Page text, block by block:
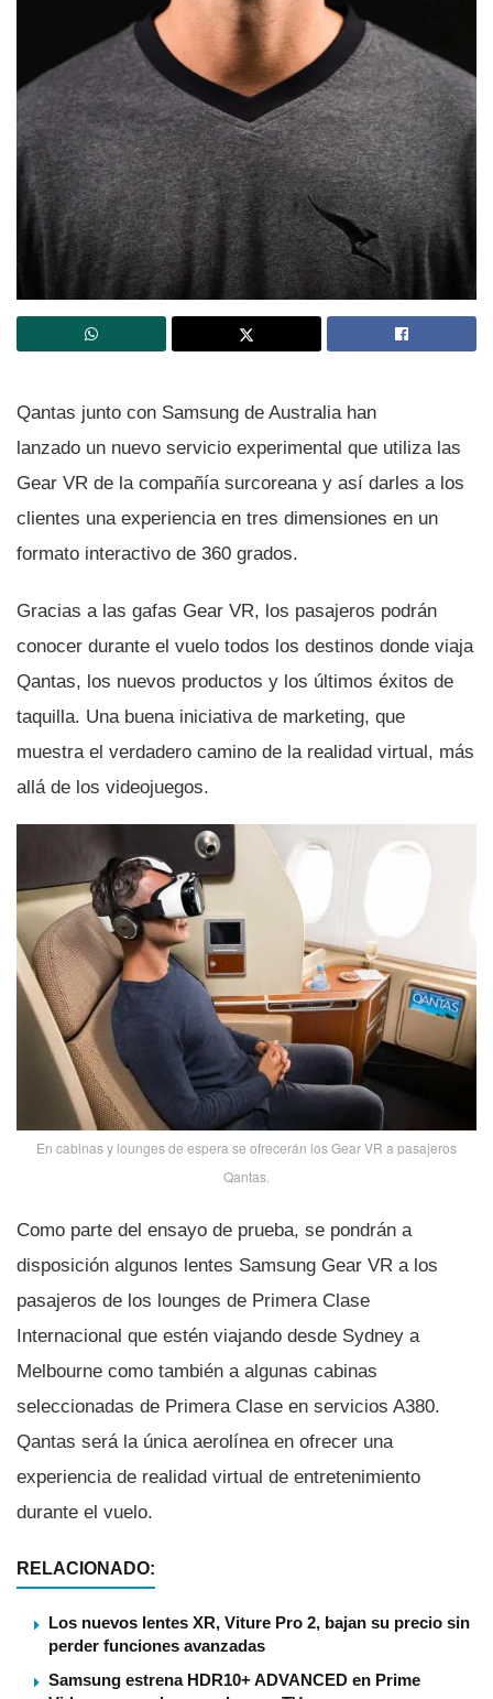
Qantas junto con Samsung de Australia han
lanzado un nuevo servicio experimental que utiliza las
Gear VR de la compañí­a surcoreana y así­ darles a los
clientes una experiencia en tres dimensiones en un
formato interactivo de 360 grados.
Gracias a las gafas Gear VR, los pasajeros podrán
conocer durante el vuelo todos los destinos donde viaja
Qantas, los nuevos productos y los últimos éxitos de
taquilla. Una buena iniciativa de marketing, que
muestra el verdadero camino de la realidad virtual, más
allá de los videojuegos.
En cabinas y lounges de espera se ofrecerán los Gear VR a pasajeros
Qantas.
Como parte del ensayo de prueba, se pondrán a
disposición algunos lentes Samsung Gear VR a los
pasajeros de los lounges de Primera Clase
Internacional que estén viajando desde Sydney a
Melbourne como también a algunas cabinas
seleccionadas de Primera Clase en servicios A380.
Qantas será la única aerolí­nea en ofrecer una
experiencia de realidad virtual de entretenimiento
durante el vuelo.
RELACIONADO:
Los nuevos lentes XR, Viture Pro 2, bajan su precio sin
perder funciones avanzadas
Samsung estrena HDR10+ ADVANCED en Prime